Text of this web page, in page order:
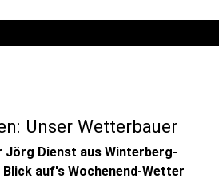
Unser Wetterbauer
Jörg Dienst aus Winterberg-
Blick auf's Wochenend-Wetter